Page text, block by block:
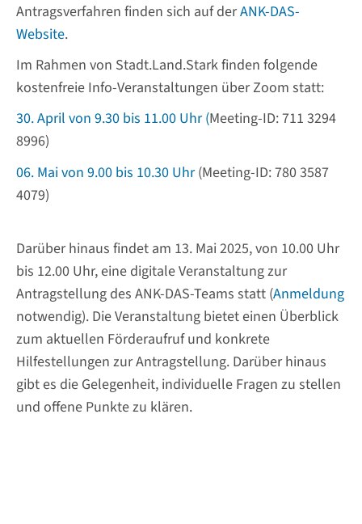
Antragsverfahren finden sich auf derANK-DAS-
Website.
Im Rahmen von Stadt.Land.Stark finden folgende
kostenfreie Info-Veranstaltungen über Zoom statt:
30. April von 9.30 bis 11.00 Uhr (Meeting-ID: 711 3294
8996)
06. Mai von 9.00 bis 10.30 Uhr(Meeting-ID: 780 3587
4079)
Darüber hinaus findet am 13. Mai 2025, von 10.00 Uhr
bis 12.00 Uhr, eine digitale Veranstaltung zur
Antragstellung des ANK-DAS-Teams statt (Anmeldung
notwendig). Die Veranstaltung bietet einen Überblick
zum aktuellen Förderaufruf und konkrete
Hilfestellungen zur Antragstellung. Darüber hinaus
gibt es die Gelegenheit, individuelle Fragen zu stellen
und offene Punkte zu klären.